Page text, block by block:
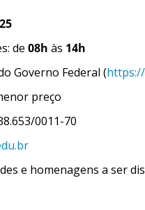
de 08h às 14h
Governo Federal (
preço
0011-70
e homenagens a ser